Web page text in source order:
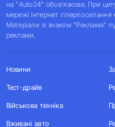
на "Auto24" обов'язкове. При
мережі Інтернет гіперпосилання
Матеріали зі знаком "Реклама"
реклами.
Новини
Тест-драйв
Військова техніка
Вживані авто